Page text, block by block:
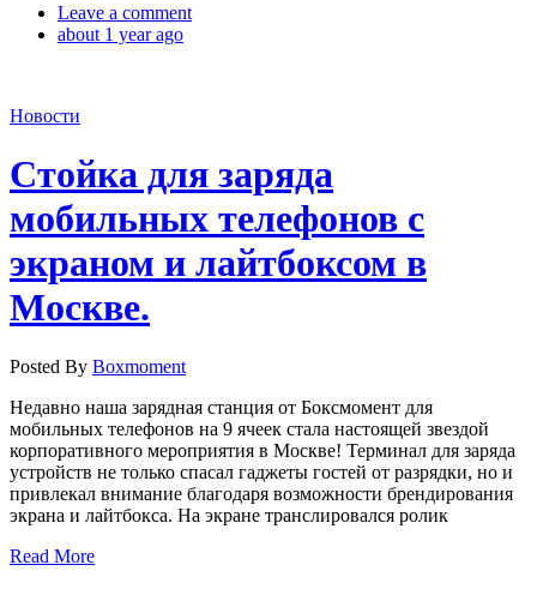
Leave a comment
about 1 year ago
Новости
Стойка для заряда
мобильных телефонов с
экраном и лайтбоксом в
Москве.
Posted By Boxmoment
Недавно наша зарядная станция от Боксмомент для
мобильных телефонов на 9 ячеек стала настоящей звездой
корпоративного мероприятия в Москве! Терминал для заряда
устройств не только спасал гаджеты гостей от разрядки, но и
привлекал внимание благодаря возможности брендирования
экрана и лайтбокса. На экране транслировался ролик
Read More